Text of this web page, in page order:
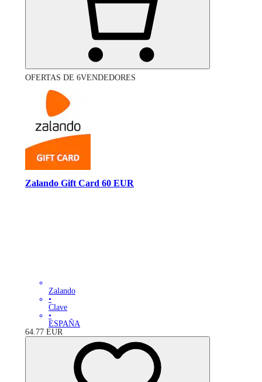
OFERTAS DE 6VENDEDORES
Zalando Gift Card 60 EUR
Zalando
•
Clave
•
ESPAÑA
64.77 EUR